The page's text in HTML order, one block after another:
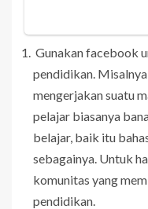
Gunakan facebook
pendidikan.
mengerjakan suatu
pelajar biasanya
belajar, baik itu
sebagainya. Untuk
komunitas yang
pendidikan.